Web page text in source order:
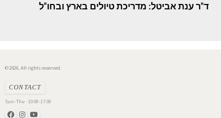
ד"ר ענת אביטל: מדריכת טיולים בארץ ובחו"ל
© 2026. All rights reserved.
CONTACT
Sun–Thu · 10:00–17:00